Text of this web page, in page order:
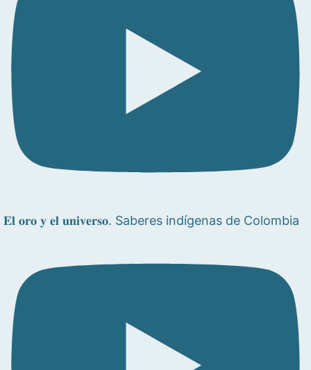
𝐄𝐥 𝐨𝐫𝐨 𝐲 𝐞𝐥 𝐮𝐧𝐢𝐯𝐞𝐫𝐬𝐨. Saberes indígenas de Colombia